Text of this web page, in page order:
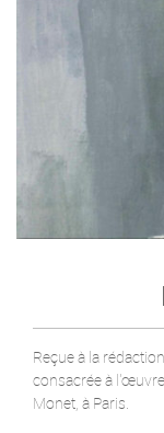
Reçue à la
consacrée à
Monet, à Paris.